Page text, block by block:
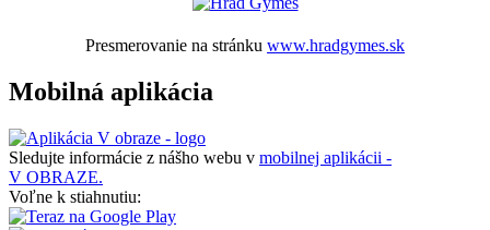
Presmerovanie na stránku www.hradgymes.sk
Mobilná aplikácia
Sledujte informácie z nášho webu v mobilnej aplikácii -
V OBRAZE.
Voľne k stiahnutiu: